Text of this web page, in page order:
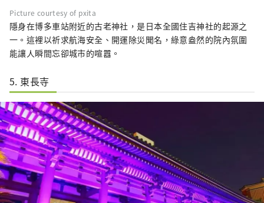
Picture courtesy of pxita
隱身在博多車站附近的古老神社，是日本全國住吉神社的起源之
一。這裡以祈求航海安全、開運除災聞名，綠意盎然的院內氛圍
能讓人瞬間忘卻城市的喧囂。
5. 東長寺